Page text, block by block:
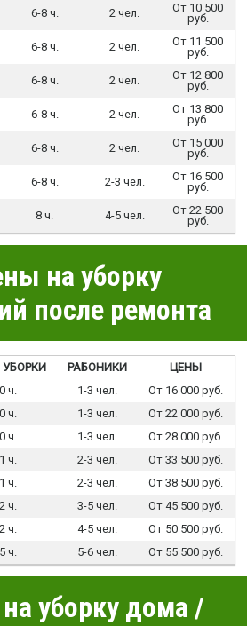
6-8 ч. 2 чел.
От 10 500
руб.
6-8 ч. 2 чел.
От 11 500
руб.
6-8 ч. 2 чел.
От 12 800
руб.
6-8 ч. 2 чел.
От 13 800
руб.
6-8 ч. 2 чел.
От 15 000
руб.
6-8 ч. 2-3 чел.
От 16 500
руб.
8 ч. 4-5 чел.
От 22 500
руб.
на уборку
после ремонта
УБОРКИ РАБОНИКИ
ЦЕНЫ
ч. 1-3 чел.
От 16 000 руб.
ч. 1-3 чел.
От 22 000 руб.
ч. 1-3 чел.
От 28 000 руб.
ч. 2-3 чел.
От 33 500 руб.
ч. 2-3 чел.
От 38 500 руб.
ч. 3-5 чел.
От 45 500 руб.
ч. 4-5 чел.
От 50 500 руб.
ч. 5-6 чел. От 55 500 руб.
уборку дома /